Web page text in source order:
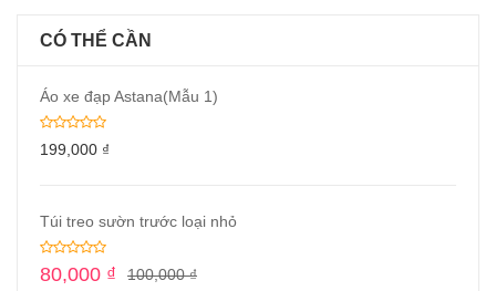
CÓ THỂ CẦN
Áo xe đạp Astana(Mẫu 1)
199,000 ₫
Túi treo sườn trước loại nhỏ
100,000₫
80,000 ₫